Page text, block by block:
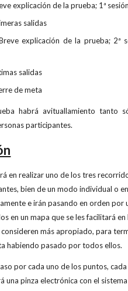
explicación de la prueba; 1ª sesión
salidas
explicación de la prueba; 2ª
salidas
de meta
habrá avituallamiento tanto
participantes.
en realizar uno de los tres
bien de un modo individual o
e irán pasando en orden por
en un mapa que se les facilitará en
más apropiado, para
habiendo pasado por todos ellos.
por cada uno de los puntos, cada
una pinza electrónica con el sistema